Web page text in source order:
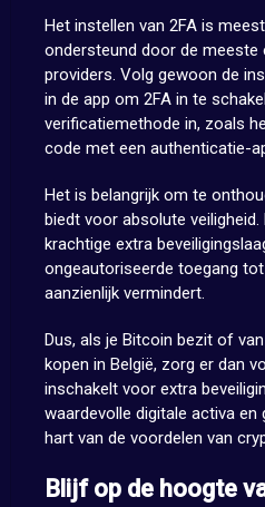
Het instellen van 2FA is
ondersteund door de meeste
providers. Volg gewoon de
in de app om 2FA in te
verificatiemethode in, zoals
code met een authenticatie-
Het is belangrijk om te
biedt voor absolute
krachtige extra
ongeautoriseerde toegang
aanzienlijk vermindert.
Dus, als je Bitcoin bezit of
kopen in België, zorg er dan
inschakelt voor extra
waardevolle digitale activa
hart van de voordelen van
Blijf op de hoogte